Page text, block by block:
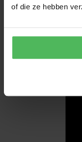
of die ze hebben